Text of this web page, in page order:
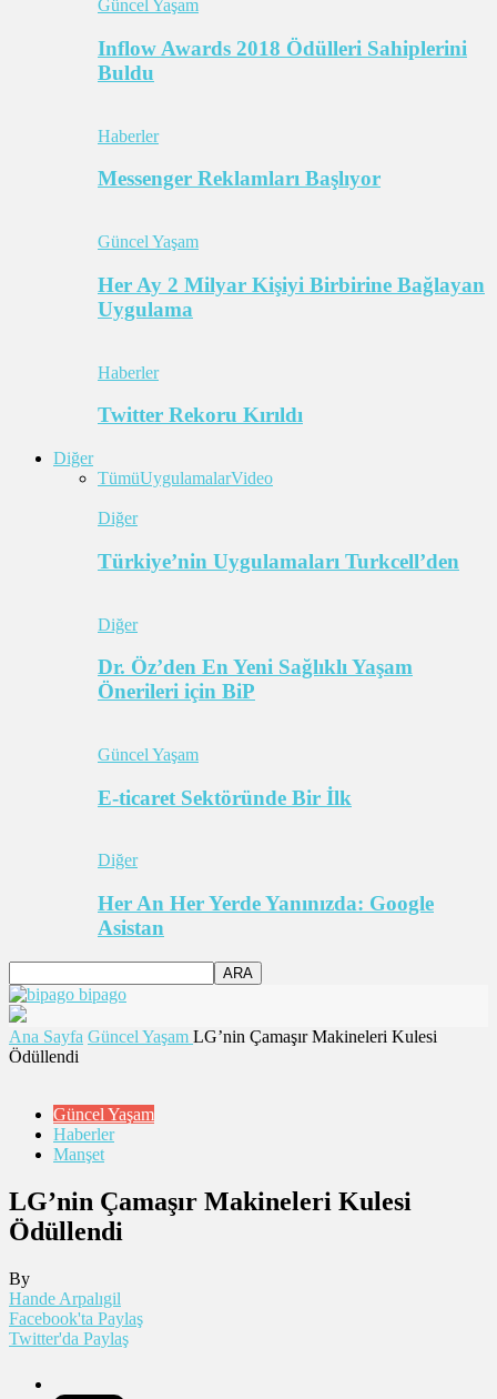
Güncel Yaşam
Inflow Awards 2018 Ödülleri Sahiplerini
Buldu
Haberler
Messenger Reklamları Başlıyor
Güncel Yaşam
Her Ay 2 Milyar Kişiyi Birbirine Bağlayan
Uygulama
Haberler
Twitter Rekoru Kırıldı
Diğer
TümüUygulamalarVideo
Diğer
Türkiye’nin Uygulamaları Turkcell’den
Diğer
Dr. Öz’den En Yeni Sağlıklı Yaşam
Önerileri için BiP
Güncel Yaşam
E-ticaret Sektöründe Bir İlk
Diğer
Her An Her Yerde Yanınızda: Google
Asistan
bipago
Ana Sayfa Güncel Yaşam LG’nin Çamaşır Makineleri Kulesi
Ödüllendi
Güncel Yaşam
Haberler
Manşet
LG’nin Çamaşır Makineleri Kulesi
Ödüllendi
By
Hande Arpalıgil
Facebook'ta Paylaş
Twitter'da Paylaş